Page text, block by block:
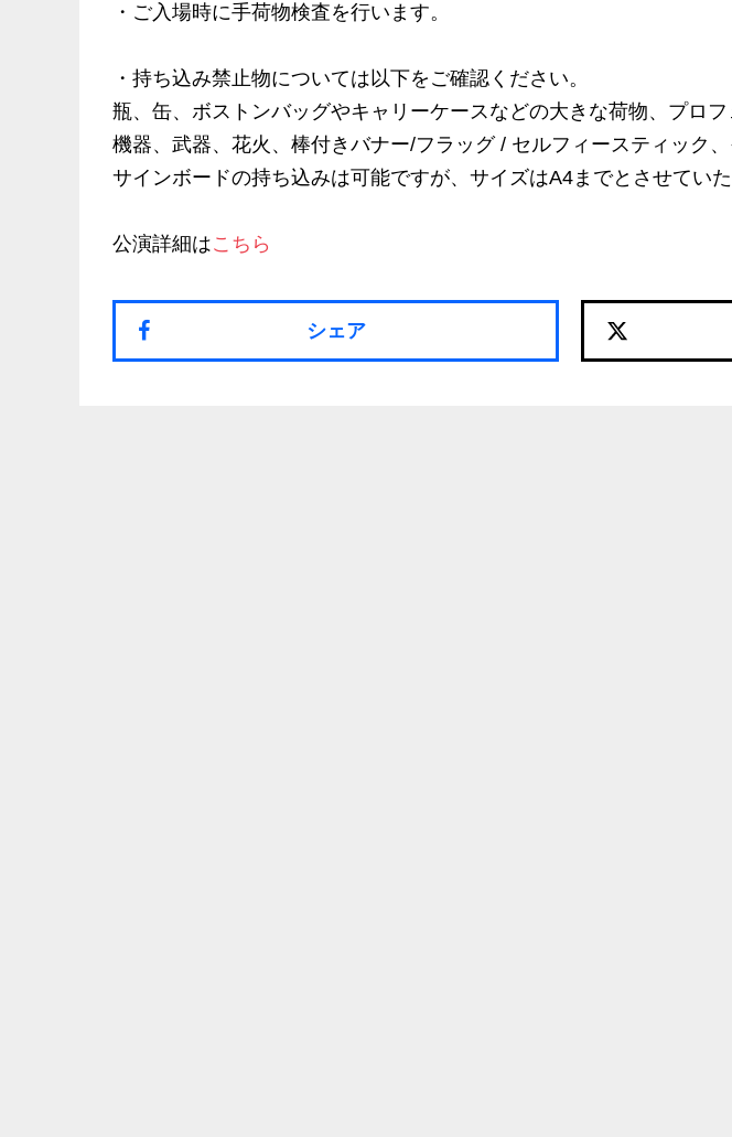
・ご入場時に手荷物検査を行います。
・持ち込み禁止物については以下をご確認ください。
瓶、缶、ボストンバッグやキャリーケースなどの大きな荷物、プロ
機器、武器、花火、棒付きバナー/フラッグ / セルフィースティック
サインボードの持ち込みは可能ですが、サイズはA4までとさせていた
公演詳細はこちら
シェア